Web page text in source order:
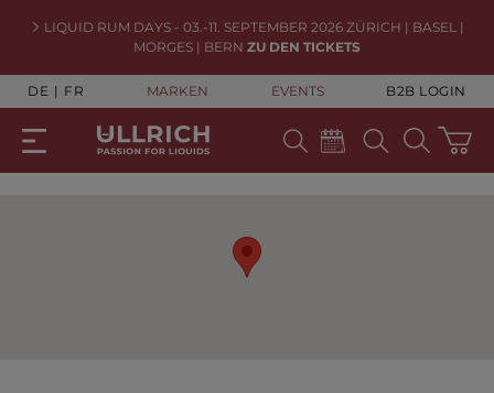
LIQUID RUM DAYS - 03.-11. SEPTEMBER 2026 ZÜRICH | BASEL |
MORGES | BERN ZU DEN TICKETS
DE FR MARKEN EVENTS B2B LOGIN